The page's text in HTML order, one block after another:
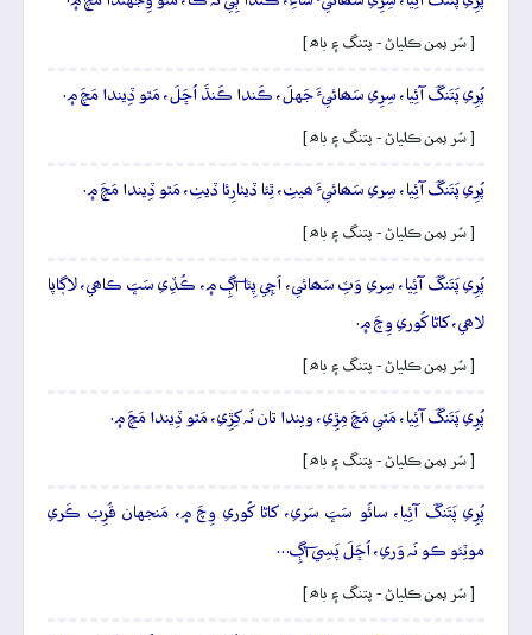
[ سُر يمن ڪلياڻ - پتنگ ۽ باھ ]
پُرِي پَتَنگَ آئِيا، سِرِي سَھائيءَ جَهلَ، ڪَندا ڪَنڌَ اُڇَلَ، مَٿو ڏِيندا مَچَ ۾.
[ سُر يمن ڪلياڻ - پتنگ ۽ باھ ]
پُرِي پَتَنگَ آئِيا، سِري سَھائيءَ ھيٺِ، ٿِئا ڏيٺارِئا ڏيٺِ، مَٿو ڏِيندا مَچَ ۾.
[ سُر يمن ڪلياڻ - پتنگ ۽ باھ ]
پُرِي پَتَنگَ آئِيا، سِري وَٽِ سَھائي، اَچِي پِئا آڳِ ۾، ڪُڏِي سَڀَ ڪاھي، لاڳاپا
لاھي، کاڻا کُوري وِچَ ۾.
[ سُر يمن ڪلياڻ - پتنگ ۽ باھ ]
پُرِي پَتَنگَ آئِيا، مَٿي مَچَ مِڙِي، ويندا تان نَہ کِڙِي، مَٿو ڏِيندا مَچَ ۾.
[ سُر يمن ڪلياڻ - پتنگ ۽ باھ ]
پُرِي پَتَنگَ آئِيا، سائُو سَڀَ سَري، کاڻا کُوري وِچَ ۾، مَنجهان قُرِبَ ڪَري
موٽِئو ڪو نَہ وَري، اُڇَلَ پَسِي آڳِ…
[ سُر يمن ڪلياڻ - پتنگ ۽ باھ ]